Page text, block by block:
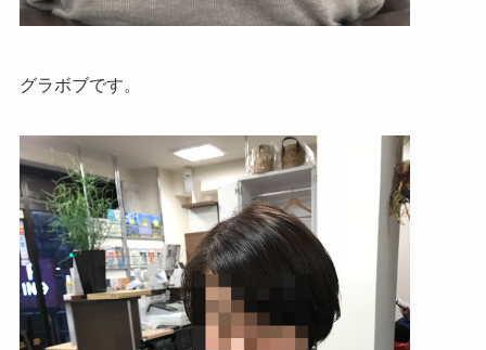
グラボブです。